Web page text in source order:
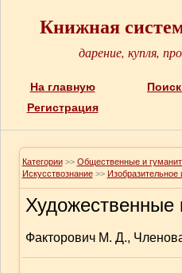
Книжная
дарение, купля,
На главную
Регистрация
Категории >> Общественные и
Искусствознание >> Изобразительное
Художественные
Факторович М. Д.,